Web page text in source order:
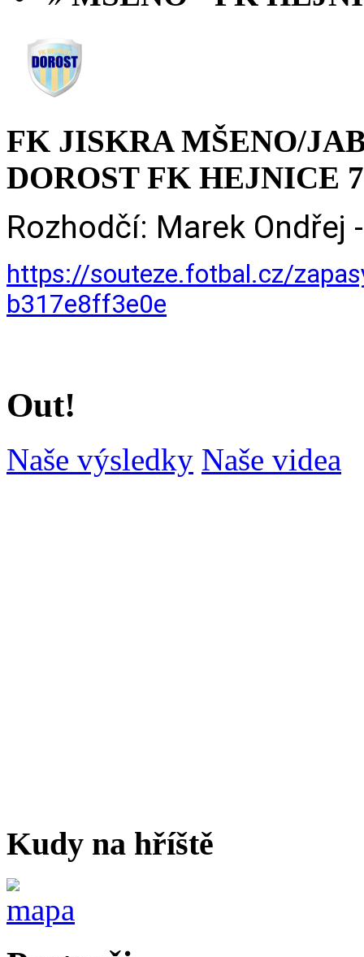
FK JISKRA MŠENO/
DOROST FK HEJNICE
Rozhodčí: Marek Ondřej
https://souteze.fotbal.cz/
b317e8ff3e0e
Out!
Naše výsledky Naše videa
Kudy na hříště